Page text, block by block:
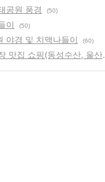
공원 풍경 (50)
이 (50)
야경 및 치맥나들이 (60)
맛집 쇼핑(동성수산, 울산